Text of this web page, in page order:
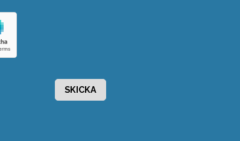
SKICKA